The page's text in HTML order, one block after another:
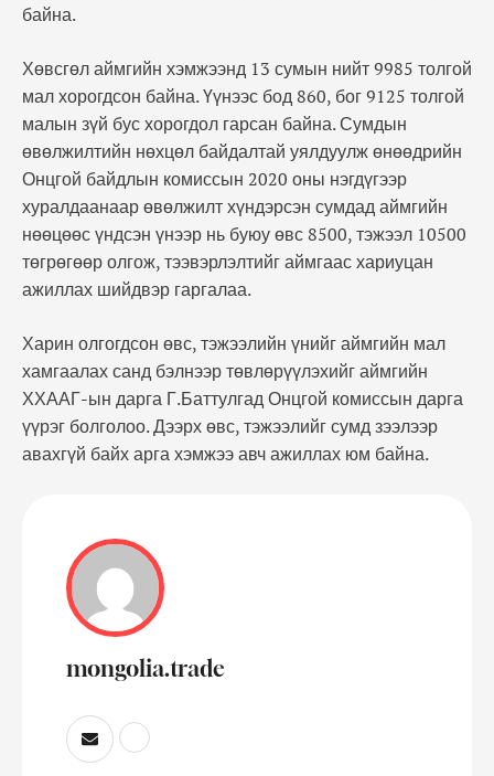
байна.
Хөвсгөл аймгийн хэмжээнд 13 сумын нийт 9985 толгой
мал хорогдсон байна. Үүнээс бод 860, бог 9125 толгой
малын зүй бус хорогдол гарсан байна. Сумдын
өвөлжилтийн нөхцөл байдалтай уялдуулж өнөөдрийн
Онцгой байдлын комиссын 2020 оны нэгдүгээр
хуралдаанаар өвөлжилт хүндэрсэн сумдад аймгийн
нөөцөөс үндсэн үнээр нь буюу өвс 8500, тэжээл 10500
төгрөгөөр олгож, тээвэрлэлтийг аймгаас хариуцан
ажиллах шийдвэр гаргалаа.
Харин олгогдсон өвс, тэжээлийн үнийг аймгийн мал
хамгаалах санд бэлнээр төвлөрүүлэхийг аймгийн
ХХААГ-ын дарга Г.Баттулгад Онцгой комиссын дарга
үүрэг болголоо. Дээрх өвс, тэжээлийг сумд зээлээр
авахгүй байх арга хэмжээ авч ажиллах юм байна.
mongolia.trade